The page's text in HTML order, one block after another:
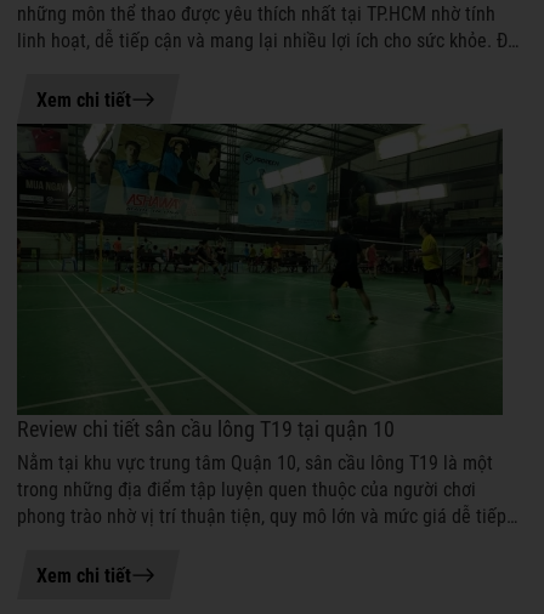
18-06-2026 11:01
những môn thể thao được yêu thích nhất tại TP.HCM nhờ tính
linh hoạt, dễ tiếp cận và mang lại nhiều lợi ích cho sức khỏe. Để
Xem chi tiết
06-04-2026 15:51
Review chi tiết sân cầu lông T19 tại quận 10
Nằm tại khu vực trung tâm Quận 10, sân cầu lông T19 là một
trong những địa điểm tập luyện quen thuộc của người chơi
phong trào nhờ vị trí thuận tiện, quy mô lớn và mức giá dễ tiếp
Xem chi tiết